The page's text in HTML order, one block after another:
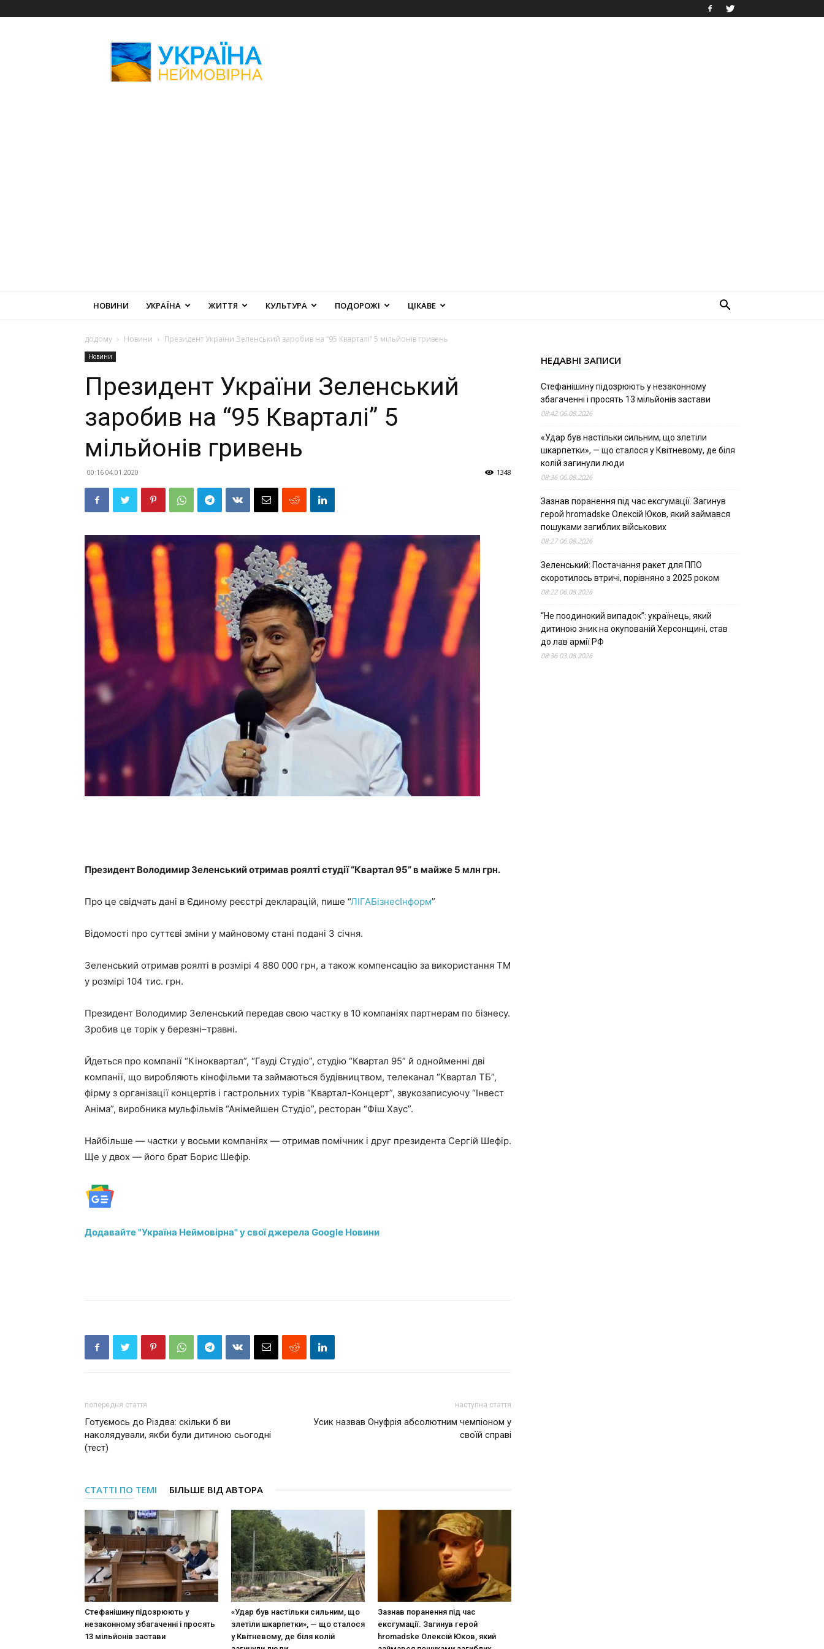
Неймовірна
НОВИНИ УКРАЇНА ЖИТТЯ КУЛЬТУРА ПОДОРОЖІ ЦІКАВЕ
додому Новини Президент України Зеленський заробив на “95 Кварталі” 5 мільйонів гривень
Новини
Президент України Зеленський
заробив на “95 Кварталі” 5
мільйонів гривень
00:16 04.01.2020 1348
Президент Володимир Зеленський отримав роялті студії “Квартал 95” в майже 5 млн грн.
Про це свідчать дані в Єдиному реєстрі декларацій, пише “ЛІГАБізнесІнформ”
Відомості про суттєві зміни у майновому стані подані 3 січня.
Зеленський отримав роялті в розмірі 4 880 000 грн, а також компенсацію за використання ТМ
у розмірі 104 тис. грн.
Президент Володимир Зеленський передав свою частку в 10 компаніях партнерам по бізнесу.
Зробив це торік у березні–травні.
Йдеться про компанії “Кіноквартал”, “Гауді Студіо”, студію “Квартал 95” й однойменні дві
компанії, що виробляють кінофільми та займаються будівництвом, телеканал “Квартал ТБ”,
фірму з організації концертів і гастрольних турів “Квартал-Концерт”, звукозаписуючу “Інвест
Аніма”, виробника мульфільмів “Анімейшен Студіо”, ресторан “Фіш Хаус”.
Найбільше — частки у восьми компаніях — отримав помічник і друг президента Сергій Шефір.
Ще у двох — його брат Борис Шефір.
Додавайте "Україна Неймовірна" у свої джерела Google Новини
попередня стаття
Готуємось до Різдва: скільки б ви
наколядували, якби були дитиною сьогодні
(тест)
наступна стаття
Усик назвав Онуфрія абсолютним чемпіоном у
своїй справі
СТАТТІ ПО ТЕМІ БІЛЬШЕ ВІД АВТОРА
Стефанішину підозрюють у
незаконному збагаченні і просять
13 мільйонів застави
«Удар був настільки сильним, що
злетіли шкарпетки», — що сталося
у Квітневому, де біля колій
Зазнав поранення під час
ексгумації. Загинув герой
hromadske Олексій Юков, який
НЕДАВНІ ЗАПИСИ
Стефанішину підозрюють у незаконному
збагаченні і просять 13 мільйонів застави
08:42 06.08.2026
«Удар був настільки сильним, що злетіли
шкарпетки», — що сталося у Квітневому, де біля
колій загинули люди
08:36 06.08.2026
Зазнав поранення під час ексгумації. Загинув
герой hromadske Олексій Юков, який займався
пошуками загиблих військових
08:27 06.08.2026
Зеленський: Постачання ракет для ППО
скоротилось втричі, порівняно з 2025 роком
08:22 06.08.2026
“Не поодинокий випадок”: українець, який
дитиною зник на окупованій Херсонщині, став
до лав армії РФ
08:36 03.08.2026